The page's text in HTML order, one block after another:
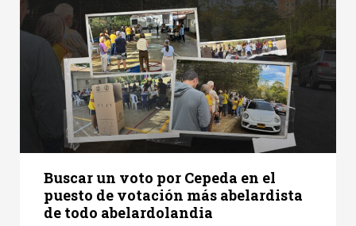
Buscar un voto por Cepeda en el
puesto de votación más abelardista
de todo abelardolandia